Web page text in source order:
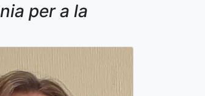
per a la